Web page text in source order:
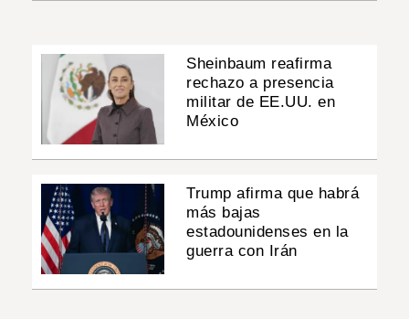
Sheinbaum reafirma
rechazo a presencia
militar de EE.UU. en
México
Trump afirma que habrá
más bajas
estadounidenses en la
guerra con Irán